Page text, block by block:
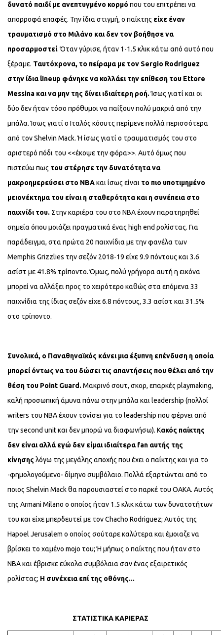
δυνατό παιδί με ανεπτυγμένο κορμό που του επιτρέπει να
απορροφά επαφές. Την ίδια στιγμή, ο παίκτης είχε έναν
τραυματισμό στο Μιλάνο και δεν τον βοήθησε να
προσαρμοστεί. Όταν γύρισε, ήταν 1-1.5 κλικ κάτω από αυτό που
ξέραμε. Ταυτόχρονα, το πείραμα με τον Sergio Rodriguez
στην ίδια lineup φάνηκε να κολλάει την επίθεση του Ettore
Messina και να μην της δίνει ιδιαίτερη ροή.Ίσως γιατί και οι
δύο δεν ήταν τόσο πρόθυμοι να παίξουν πολύ μακριά από την
μπάλα. Ίσως γιατί ο Ιταλός κόουτς περίμενε πολλά περισσότερα
από τον Shelvin Mack. Ή ίσως γιατί ο τραυματισμός του στο
αριστερό πόδι του <<έκοψε την φόρα>>. Αυτό όμως που
πιστεύω πως του στέρησε την δυνατότητα να
μακροημερεύσει στο NBAκαι ίσως είναι το πιο υποτιμημένο
μειονέκτημα του είναι η σταθερότητα και η συνέπεια στο
παιχνίδι του. Στην καριέρα του στο NBA έχουν παρατηρηθεί
σημεία όπου μοιάζει πραγματικά ένας high end ρολίστας. Για
παράδειγμα, στα πρώτα 20 παιχνίδια με την φανέλα των
Memphis Grizzlies την σεζόν 2018-19 είχε 9.9 πόντους και 3.6
ασίστ με 41.8% τρίποντο. Όμως, πολύ γρήγορα αυτή η εικόνα
μπορεί να αλλάξει προς το χειρότερο καθώς στα επόμενα 33
παιχνίδια της ίδιας σεζόν είχε 6.8 πόντους, 3.3 ασίστ και 31.5%
στο τρίποντο.
Συνολικά, ο Παναθηναϊκός κάνει μια έξυπνη επένδυση η οποία
μπορεί όντως να του δώσει τις απαντήσεις που θέλει από την
θέση του Point Guard. Μακρινό σουτ, σκορ, επαρκές playmaking,
καλή προσωπική άμυνα πάνω στην μπάλα και leadership (πολλοί
writers του NBA έχουν τονίσει για το leadership που φέρνει από
την second unit και δεν μπορώ να διαφωνήσω). Κακός παίκτης
δεν είναι αλλά εγώ δεν είμαι ιδιαίτερα fan αυτής της
κίνησης λόγω της μεγάλης αποχής που έχει ο παίκτης και για το
-φημολογούμενο- δίμηνο συμβόλαιο. Πολλά εξαρτώνται από το
ποιος Shelvin Mack θα παρουσιαστεί στο παρκέ του ΟΑΚΑ. Αυτός
της Armani Milano ο οποίος ήταν 1.5 κλικ κάτω των δυνατοτήτων
του και είχε μπερδευτεί με τον Chacho Rodriguez; Αυτός της
Hapoel Jerusalem ο οποίος σούταρε καλύτερα και έμοιαζε να
βρίσκει το χαμένο mojo του; Ή μήπως ο παίκτης που ήταν στο
NBA και έβρισκε εύκολα συμβόλαια σαν ένας εξαιρετικός
ρολίστας; Η συνέχεια επί της οθόνης...
ΣΤΑΤΙΣΤΙΚΑ ΚΑΡΙΕΡΑΣ